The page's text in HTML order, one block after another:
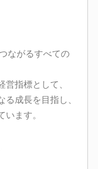
ながるすべての
営指標として、
成長を目指し、
ます。